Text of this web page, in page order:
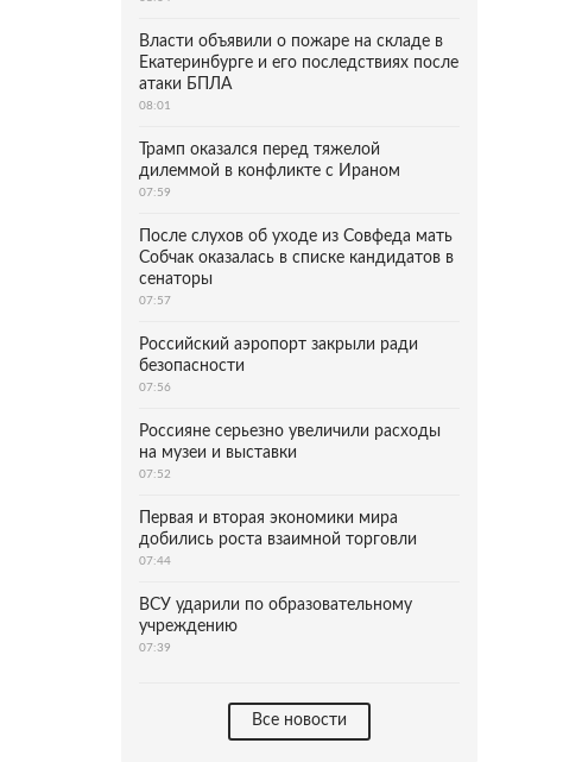
Власти объявили о пожаре на складе в
Екатеринбурге и его последствиях после
атаки БПЛА
08:01
Трамп оказался перед тяжелой
дилеммой в конфликте с Ираном
07:59
После слухов об уходе из Совфеда мать
Собчак оказалась в списке кандидатов в
сенаторы
07:57
Российский аэропорт закрыли ради
безопасности
07:56
Россияне серьезно увеличили расходы
на музеи и выставки
07:52
Первая и вторая экономики мира
добились роста взаимной торговли
07:44
ВСУ ударили по образовательному
учреждению
07:39
Все новости